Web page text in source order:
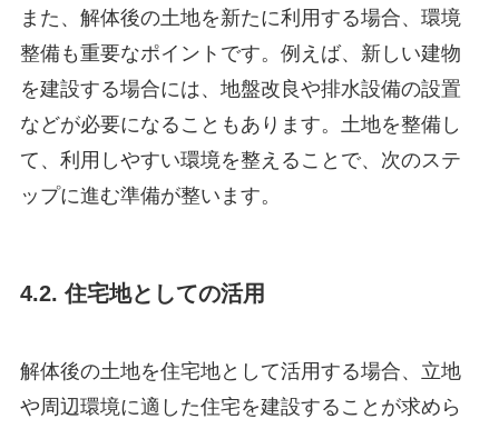
また、解体後の土地を新たに利用する場合、環境
整備も重要なポイントです。例えば、新しい建物
を建設する場合には、地盤改良や排水設備の設置
などが必要になることもあります。土地を整備し
て、利用しやすい環境を整えることで、次のステ
ップに進む準備が整います。
4.2. 住宅地としての活用
解体後の土地を住宅地として活用する場合、立地
や周辺環境に適した住宅を建設することが求めら